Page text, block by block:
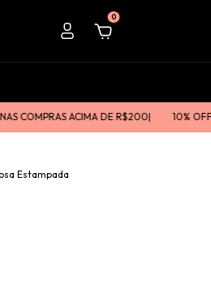
0
ACIMA DE R$200ㅤㅤ| 10% OFF NA
Estampada